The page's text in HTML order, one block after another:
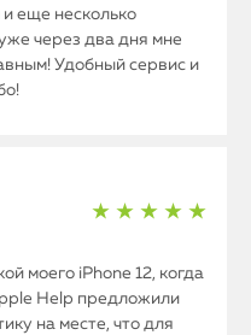
еще несколько
через два дня мне
Удобный сервис и
★ ★ ★ ★ ★
моего iPhone 12, когда
Help предложили
на месте, что для